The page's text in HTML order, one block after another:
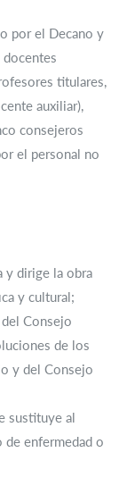
por el Decano y
titulares,
auxiliar),
consejeros
el personal no
y dirige la obra
y cultural;
Consejo
de los
y del Consejo
sustituye al
de enfermedad o